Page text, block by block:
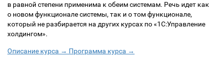
в равной степени применима к обеим системам. Речь идет как
о новом функционале системы, так и о том функционале,
который не разбирается на других курсах по «1С:Управление
холдингом».
Описание курса → Программа курса →